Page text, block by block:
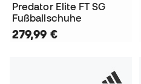
Predator Elite FT SG
Fußballschuhe
279,99 €